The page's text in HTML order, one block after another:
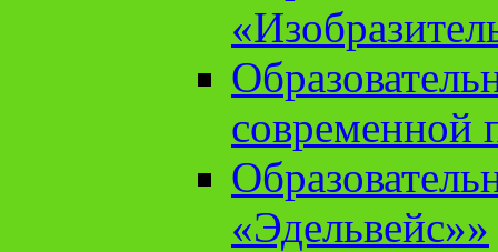
современной
«Эдельвейс»»